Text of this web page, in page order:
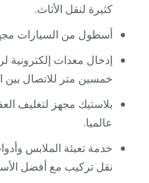
كثيرة لنقل الأثاث.
أسطول من السيارات
إدخال معدات إلكترونية
خمسين متر للاتصال
بلاستيك مجهز لتغليف
عالميا.
خدمة تعبئة الملابس
نقل تركيب مع أفضل